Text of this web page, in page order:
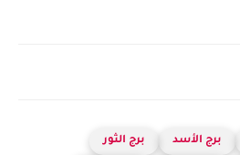
برج الأسد برج الثور